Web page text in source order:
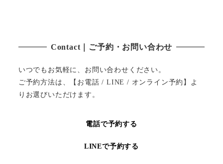
Contact｜ご予約・お問い合わせ
いつでもお気軽に、お問い合わせください。
ご予約方法は、【お電話 / LINE / オンライン予約】よ
りお選びいただけます。
電話で予約する
LINEで予約する